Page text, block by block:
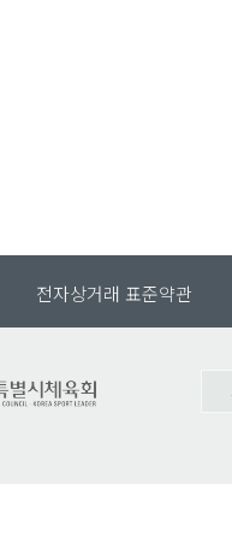
전자상거래 표준약관